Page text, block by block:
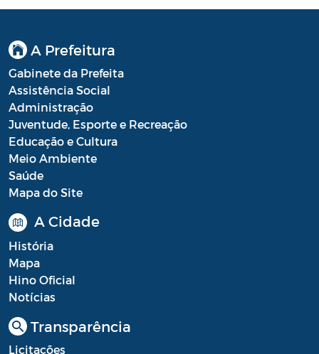
A Prefeitura
Gabinete da Prefeita
Assistência Social
Administração
Juventude, Esporte e Recreação
Educação e Cultura
Meio Ambiente
Saúde
Mapa do Site
A Cidade
História
Mapa
Hino Oficial
Notícias
Transparência
Licitações